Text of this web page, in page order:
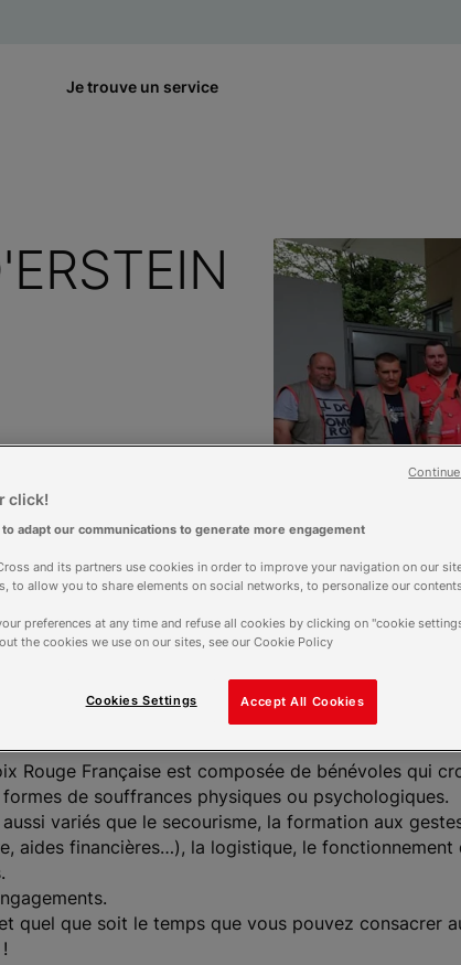
Je trouve un service
Rouge Française est composée de bénévoles qui
de souffrances physiques ou psychologiques.
variés que le secourisme, la formation aux
aides financières…), la logistique, le
quel que soit le temps que vous pouvez consacrer
click!
adapt our communications to generate more engagement
and its partners use cookies in order to improve your navigation on our
to allow you to share elements on social networks, to personalize our
preferences at any time and refuse all cookies by clicking on "cookie
the cookies we use on our sites, see our Cookie Policy
Accept All Cookies
Cookies Settings